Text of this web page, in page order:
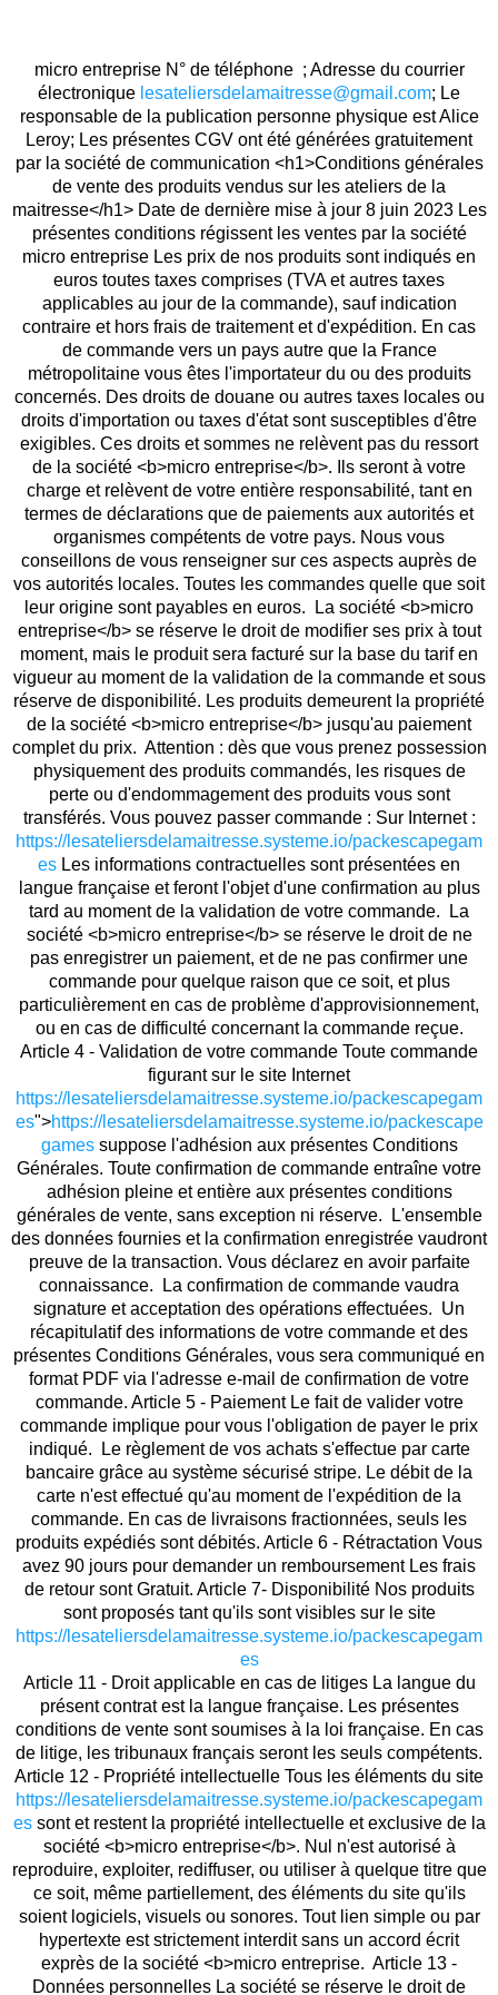
micro entreprise N° de téléphone ; Adresse du courrier
électronique lesateliersdelamaitresse@gmail.com; Le
responsable de la publication personne physique est Alice
Leroy; Les présentes CGV ont été générées gratuitement
par la société de communication <h1>Conditions générales
de vente des produits vendus sur les ateliers de la
maitresse</h1> Date de dernière mise à jour 8 juin 2023 Les
présentes conditions régissent les ventes par la société
micro entreprise Les prix de nos produits sont indiqués en
euros toutes taxes comprises (TVA et autres taxes
applicables au jour de la commande), sauf indication
contraire et hors frais de traitement et d'expédition. En cas
de commande vers un pays autre que la France
métropolitaine vous êtes l'importateur du ou des produits
concernés. Des droits de douane ou autres taxes locales ou
droits d'importation ou taxes d'état sont susceptibles d'être
exigibles. Ces droits et sommes ne relèvent pas du ressort
de la société <b>micro entreprise</b>. Ils seront à votre
charge et relèvent de votre entière responsabilité, tant en
termes de déclarations que de paiements aux autorités et
organismes compétents de votre pays. Nous vous
conseillons de vous renseigner sur ces aspects auprès de
vos autorités locales. Toutes les commandes quelle que soit
leur origine sont payables en euros. La société <b>micro
entreprise</b> se réserve le droit de modifier ses prix à tout
moment, mais le produit sera facturé sur la base du tarif en
vigueur au moment de la validation de la commande et sous
réserve de disponibilité. Les produits demeurent la propriété
de la société <b>micro entreprise</b> jusqu'au paiement
complet du prix. Attention : dès que vous prenez possession
physiquement des produits commandés, les risques de
perte ou d'endommagement des produits vous sont
transférés. Vous pouvez passer commande : Sur Internet :
https://lesateliersdelamaitresse.systeme.io/packescapegam
es Les informations contractuelles sont présentées en
langue française et feront l'objet d'une confirmation au plus
tard au moment de la validation de votre commande. La
société <b>micro entreprise</b> se réserve le droit de ne
pas enregistrer un paiement, et de ne pas confirmer une
commande pour quelque raison que ce soit, et plus
particulièrement en cas de problème d'approvisionnement,
ou en cas de difficulté concernant la commande reçue.
Article 4 - Validation de votre commande Toute commande
figurant sur le site Internet
https://lesateliersdelamaitresse.systeme.io/packescapegam
es">https://lesateliersdelamaitresse.systeme.io/packescape
gamessuppose l'adhésion aux présentes Conditions
Générales. Toute confirmation de commande entraîne votre
adhésion pleine et entière aux présentes conditions
générales de vente, sans exception ni réserve. L'ensemble
des données fournies et la confirmation enregistrée vaudront
preuve de la transaction. Vous déclarez en avoir parfaite
connaissance. La confirmation de commande vaudra
signature et acceptation des opérations effectuées. Un
récapitulatif des informations de votre commande et des
présentes Conditions Générales, vous sera communiqué en
format PDF via l'adresse e-mail de confirmation de votre
commande. Article 5 - Paiement Le fait de valider votre
commande implique pour vous l'obligation de payer le prix
indiqué. Le règlement de vos achats s'effectue par carte
bancaire grâce au système sécurisé stripe. Le débit de la
carte n'est effectué qu'au moment de l'expédition de la
commande. En cas de livraisons fractionnées, seuls les
produits expédiés sont débités. Article 6 - Rétractation Vous
avez 90 jours pour demander un remboursement Les frais
de retour sont Gratuit. Article 7- Disponibilité Nos produits
sont proposés tant qu'ils sont visibles sur le site
https://lesateliersdelamaitresse.systeme.io/packescapegam
es
Article 11 - Droit applicable en cas de litiges La langue du
présent contrat est la langue française. Les présentes
conditions de vente sont soumises à la loi française. En cas
de litige, les tribunaux français seront les seuls compétents.
Article 12 - Propriété intellectuelle Tous les éléments du site
https://lesateliersdelamaitresse.systeme.io/packescapegam
essont et restent la propriété intellectuelle et exclusive de la
société <b>micro entreprise</b>. Nul n'est autorisé à
reproduire, exploiter, rediffuser, ou utiliser à quelque titre que
ce soit, même partiellement, des éléments du site qu'ils
soient logiciels, visuels ou sonores. Tout lien simple ou par
hypertexte est strictement interdit sans un accord écrit
exprès de la société <b>micro entreprise. Article 13 -
Données personnelles La société se réserve le droit de